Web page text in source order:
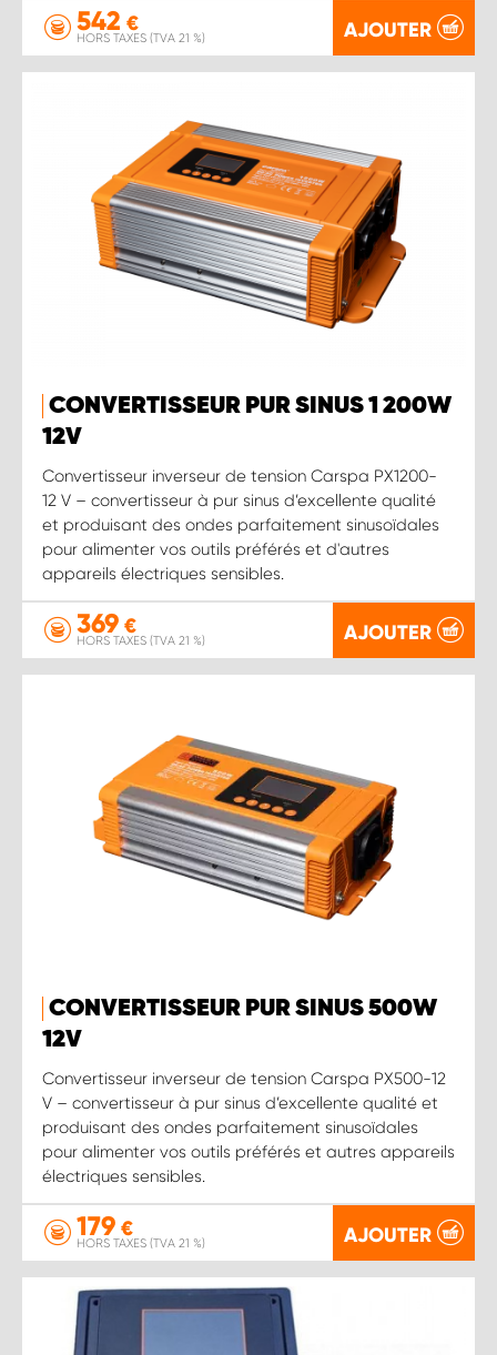
542 €
HORS TAXES (TVA 21 %) AJOUTER
CONVERTISSEUR PUR SINUS 1 200W
12V
Convertisseur inverseur de tension Carspa PX1200-
12 V – convertisseur à pur sinus d’excellente qualité
et produisant des ondes parfaitement sinusoïdales
pour alimenter vos outils préférés et d'autres
appareils électriques sensibles.
369 €
HORS TAXES (TVA 21 %) AJOUTER
CONVERTISSEUR PUR SINUS 500W
12 V
Convertisseur inverseur de tension Carspa PX500-12
V – convertisseur à pur sinus d’excellente qualité et
produisant des ondes parfaitement sinusoïdales
pour alimenter vos outils préférés et autres appareils
électriques sensibles.
179 €
HORS TAXES (TVA 21 %) AJOUTER